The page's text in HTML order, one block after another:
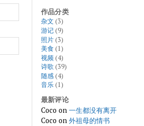
作品分类
杂文 (3)
游记(9)
照片(3)
美食 (1)
视频(4)
诗歌 (39)
随感(4)
音乐(1)
最新评论
Coco on 一生都没有离开
Coco on 外祖母的情书